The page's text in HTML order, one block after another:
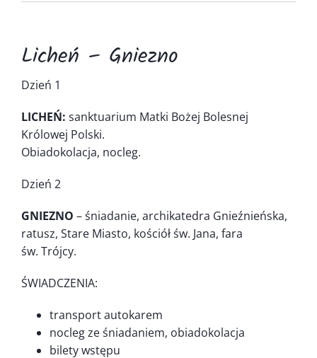
Licheń – Gniezno
Dzień 1
LICHEŃ: sanktuarium Matki Bożej Bolesnej
Królowej Polski.
Obiadokolacja, nocleg.
Dzień 2
GNIEZNO – śniadanie, archikatedra Gnieźnieńska,
ratusz, Stare Miasto, kościół św. Jana, fara
św. Trójcy.
ŚWIADCZENIA:
transport autokarem
nocleg ze śniadaniem, obiadokolacja
bilety wstępu